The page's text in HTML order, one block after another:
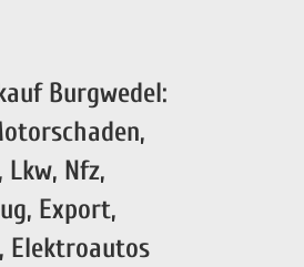
Burgwedel:
Lkw, Nfz,
Export,
Elektroautos